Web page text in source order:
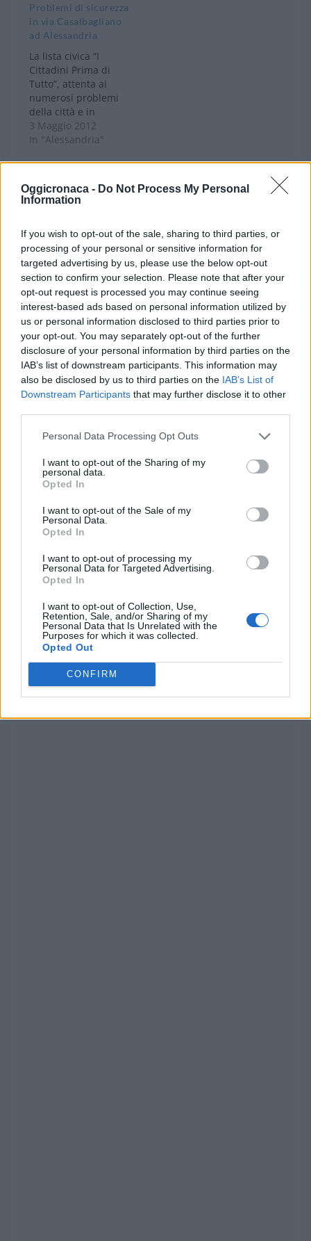
Oggicronaca - Do Not Process My Personal
Information
If you wish to opt-out of the sale, sharing to third parties, or
processing of your personal or sensitive information for
targeted advertising by us, please use the below opt-out
section to confirm your selection. Please note that after your
opt-out request is processed you may continue seeing
interest-based ads based on personal information utilized by
us or personal information disclosed to third parties prior to
your opt-out. You may separately opt-out of the further
disclosure of your personal information by third parties on the
IAB’s list of downstream participants. This information may
also be disclosed by us to third parties on the IAB’s List of
Downstream Participants that may further disclose it to other
Personal Data Processing Opt Outs
I want to opt-out of the Sharing of my
personal data.
Opted In
I want to opt-out of the Sale of my
Personal Data.
Opted In
I want to opt-out of processing my
Personal Data for Targeted Advertising.
Opted In
I want to opt-out of Collection, Use,
Retention, Sale, and/or Sharing of my
Personal Data that Is Unrelated with the
Purposes for which it was collected.
Opted Out
CONFIRM
Problemi di sicurezza
in via Casalbagliano
ad Alessandria
La lista civica “I
Cittadini Prima di
Tutto”, attenta ai
numerosi problemi
della città e in
particolar modo vicina
alle difficoltà e alle
quartieri, ha raccolto
residenti della zona
numerose
segnalazioni, un
problema che
riguarda il tratto di…
3 Maggio 2012
In "Alessandria"
CONDIVIDERE:
VALUTARE: